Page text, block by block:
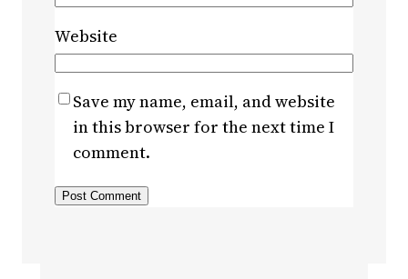
Website
Save my name, email, and website
in this browser for the next time I
comment.